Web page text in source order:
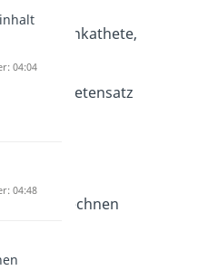
Gegenkathete,
und Kathetensatz
berechnen
04:04
04:48